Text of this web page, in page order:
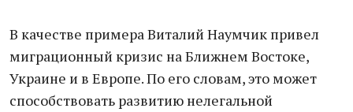
В качестве примера Виталий Наумчик привел
миграционный кризис на Ближнем Востоке,
Украине и в Европе. По его словам, это может
способствовать развитию нелегальной